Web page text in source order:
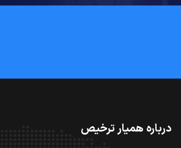
درباره همیار ترخیص